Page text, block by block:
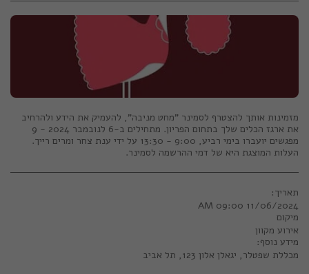
מזמינות אותך להצטרף לסמינר "מחט מניבה", להעמיק את הידע ולהרחיב
את ארגז הכלים שלך בתחום הפריון. מתחילים ב-6 לנובמבר 2024 - 9
מפגשים יועברו בימי רביע, 9:00 - 13:30 על ידי ענת צחר ומרים רייך.
העלות המוצגת היא של דמי ההרשמה לסמינר.
תאריך:
11/06/2024 09:00 AM
מיקום
אירוע מקוון
מידע נוסף:
מכללת שפטלר, יגאלן אלון 123, תל אביב